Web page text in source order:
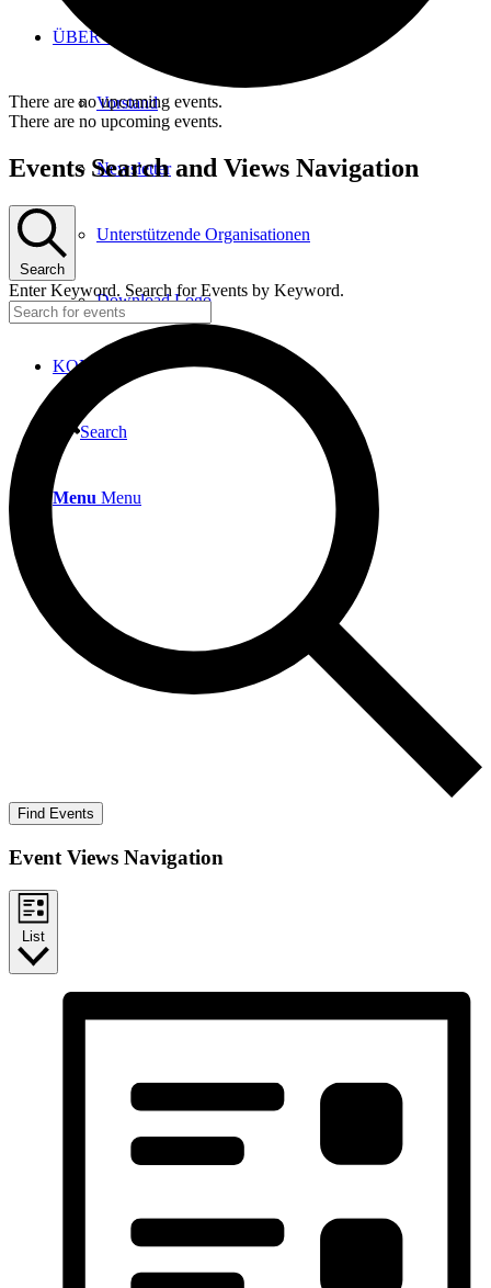
ÜBER UNS
Vorstand
Newsletter
Unterstützende Organisationen
Download Logo
KONTAKT
Search
Menu Menu
There are no upcoming events.
There are no upcoming events.
Events Search and Views Navigation
Search
Enter Keyword. Search for Events by Keyword.
Find Events
Event Views Navigation
List